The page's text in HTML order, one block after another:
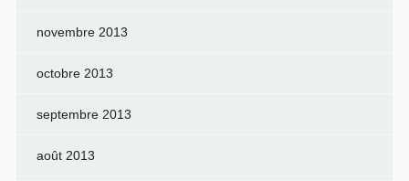
novembre 2013
octobre 2013
septembre 2013
août 2013